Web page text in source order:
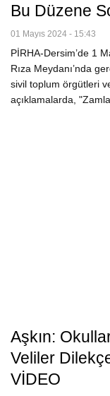
Bu Düzene
01 Mayıs 2024 - 15:43
PİRHA-Dersim’de 1
Rıza Meydanı’nda
sivil toplum örgütleri
açıklamalarda,
Aşkın:
Veliler
VİDEO